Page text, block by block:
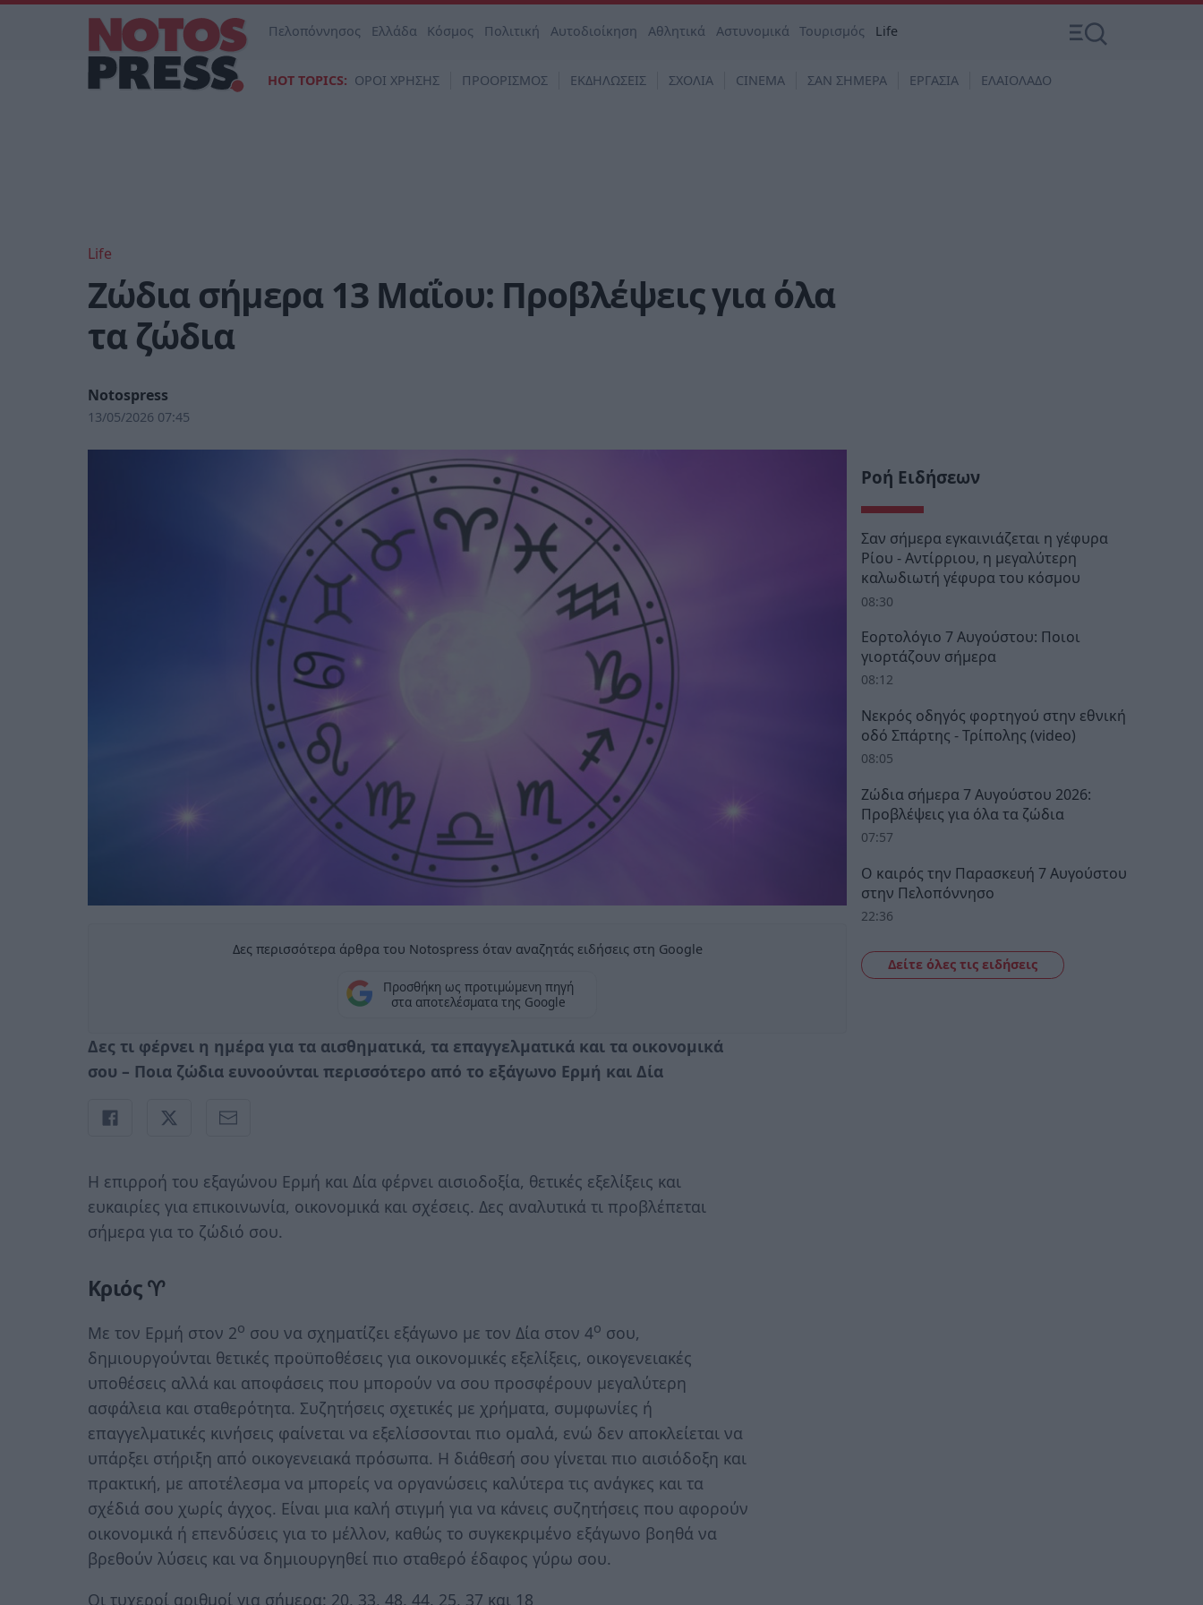
Πελοπόννησος Ελλάδα Κόσμος Πολιτική Αυτοδιοίκηση Αθλητικά Αστυνομικά Τουρισμός Life
HOT TOPICS: ΟΡΟΙ ΧΡΗΣΗΣ ΠΡΟΟΡΙΣΜΟΣ ΕΚΔΗΛΩΣΕΙΣ ΣΧΟΛΙΑ CINEMA ΣΑΝ ΣΗΜΕΡΑ ΕΡΓΑΣΙΑ ΕΛΑΙΟΛΑΔΟ
Life
Ζώδια σήμερα 13 Μαΐου: Προβλέψεις για όλα
τα ζώδια
Notospress
13/05/2026 07:45
Δες περισσότερα άρθρα του Notospress όταν αναζητάς ειδήσεις στη Google
Προσθήκη ως προτιμώμενη πηγή
στα αποτελέσματα της Google
Δες τι φέρνει η ημέρα για τα αισθηματικά, τα επαγγελματικά και τα οικονομικά
σου – Ποια ζώδια ευνοούνται περισσότερο από το εξάγωνο Ερμή και Δία
Η επιρροή του εξαγώνου Ερμή και Δία φέρνει αισιοδοξία, θετικές εξελίξεις και
ευκαιρίες για επικοινωνία, οικονομικά και σχέσεις. Δες αναλυτικά τι προβλέπεται
σήμερα για το ζώδιό σου.
Κριός ♈
Με τον Ερμή στον 2ο σου να σχηματίζει εξάγωνο με τον Δία στον 4ο σου,
δημιουργούνται θετικές προϋποθέσεις για οικονομικές εξελίξεις, οικογενειακές
υποθέσεις αλλά και αποφάσεις που μπορούν να σου προσφέρουν μεγαλύτερη
ασφάλεια και σταθερότητα. Συζητήσεις σχετικές με χρήματα, συμφωνίες ή
επαγγελματικές κινήσεις φαίνεται να εξελίσσονται πιο ομαλά, ενώ δεν αποκλείεται να
υπάρξει στήριξη από οικογενειακά πρόσωπα. Η διάθεσή σου γίνεται πιο αισιόδοξη και
πρακτική, με αποτέλεσμα να μπορείς να οργανώσεις καλύτερα τις ανάγκες και τα
σχέδιά σου χωρίς άγχος. Είναι μια καλή στιγμή για να κάνεις συζητήσεις που αφορούν
οικονομικά ή επενδύσεις για το μέλλον, καθώς το συγκεκριμένο εξάγωνο βοηθά να
βρεθούν λύσεις και να δημιουργηθεί πιο σταθερό έδαφος γύρω σου.
Οι τυχεροί αριθμοί για σήμερα: 20, 33, 48, 44, 25, 37 και 18
Ροή Ειδήσεων
Σαν σήμερα εγκαινιάζεται η γέφυρα
Ρίου - Αντίρριου, η μεγαλύτερη
καλωδιωτή γέφυρα του κόσμου
08:30
Εορτολόγιο 7 Αυγούστου: Ποιοι
γιορτάζουν σήμερα
08:12
Νεκρός οδηγός φορτηγού στην εθνική
οδό Σπάρτης - Τρίπολης (video)
08:05
Ζώδια σήμερα 7 Αυγούστου 2026:
Προβλέψεις για όλα τα ζώδια
07:57
Ο καιρός την Παρασκευή 7 Αυγούστου
στην Πελοπόννησο
22:36
Δείτε όλες τις ειδήσεις